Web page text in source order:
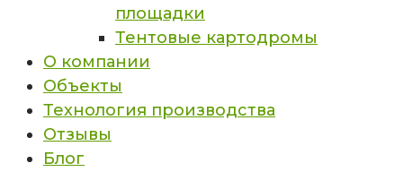
площадки
Тентовые картодромы
О компании
Объекты
Технология производства
Отзывы
Блог